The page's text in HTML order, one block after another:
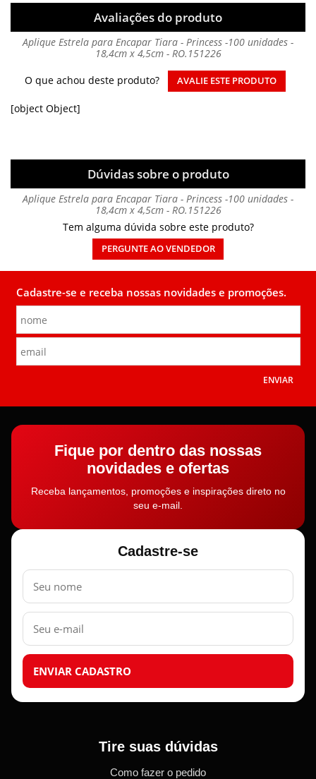
Avaliações do produto
Aplique Estrela para Encapar Tiara - Princess -100 unidades -
18,4cm x 4,5cm - RO.151226
O que achou deste produto?
AVALIE ESTE PRODUTO
[object Object]
Dúvidas sobre o produto
Aplique Estrela para Encapar Tiara - Princess -100 unidades -
18,4cm x 4,5cm - RO.151226
Tem alguma dúvida sobre este produto?
PERGUNTE AO VENDEDOR
Cadastre-se e receba nossas novidades e promoções.
ENVIAR
Fique por dentro das nossas
novidades e ofertas
Receba lançamentos, promoções e inspirações direto no
seu e-mail.
Cadastre-se
Nome
E-
mail
ENVIAR CADASTRO
Tire suas dúvidas
Como fazer o pedido